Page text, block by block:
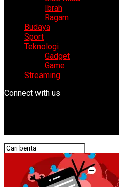
Ibrah
Ragam
Budaya
Sport
Teknologi
Gadget
Game
Streaming
Connect with us